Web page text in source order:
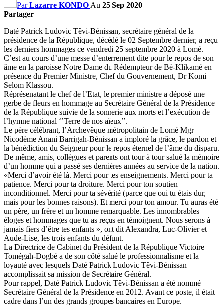
ParLazarre KONDO Au 25 Sep 2020
Partager
Daté Patrick Ludovic Têvi-Bénissan, secrétaire général de la
présidence de la République, décédé le 02 Septembre dernier, a reçu
les derniers hommages ce vendredi 25 septembre 2020 à Lomé.
C’est au cours d’une messe d’enterrement dite pour le repos de son
âme en la paroisse Notre Dame du Rédempteur de Bè-Klikamé en
présence du Premier Ministre, Chef du Gouvernement, Dr Komi
Selom Klassou.
Réprésenatant le chef de l’Etat, le premier ministre a déposé une
gerbe de fleurs en hommage au Secrétaire Général de la Présidence
de la République suivie de la sonnerie aux morts et l’exécution de
l’hymne national ‘’Terre de nos aïeux’’.
Le père célébrant, l’Archevêque métropolitain de Lomé Mgr
Nicodème Anani Barrigah-Bénissan a imploré la grâce, le pardon et
la bénédiction du Seigneur pour le repos éternel de l’âme du disparu.
De même, amis, collègues et parents ont tour à tour salué la mémoire
d’un homme qui a passé ses dernières années au service de la nation.
«Merci d’avoir été là. Merci pour tes enseignements. Merci pour ta
patience. Merci pour ta droiture. Merci pour ton soutien
inconditionnel. Merci pour ta sévérité (parce que oui tu étais dur,
mais pour les bonnes raisons). Et merci pour ton amour. Tu auras été
un père, un frère et un homme remarquable. Les innombrables
éloges et hommages que tu as reçus en témoignent. Nous serons à
jamais fiers d’être tes enfants », ont dit Alexandra, Luc-Olivier et
Aude-Lise, les trois enfants du défunt.
La Directrice de Cabinet du Président de la République Victoire
Tomégah-Dogbé a de son côté salué le professionnalisme et la
loyauté avec lesquels Daté Patrick Ludovic Têvi-Bénissan
accomplissait sa mission de Secrétaire Général.
Pour rappel, Daté Patrick Ludovic Têvi-Bénissan a été nommé
Secrétaire Général de la Présidence en 2012. Avant ce poste, il était
cadre dans l’un des grands groupes bancaires en Europe.